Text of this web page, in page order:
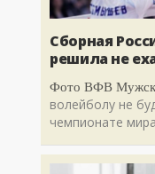
Сборная
решила не
Фото ВФВ
волейболу не
чемпионате